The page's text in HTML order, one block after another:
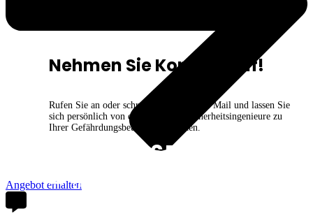
Angebot erhalten
Nehmen Sie Kontakt auf!
Rufen Sie an oder schreiben Sie uns eine Mail und lassen Sie
sich persönlich von einem unserer Sicherheitsingenieure zu
Ihrer Gefährdungsbeurteilung beraten.
05264 6556384
beurteilungen.com